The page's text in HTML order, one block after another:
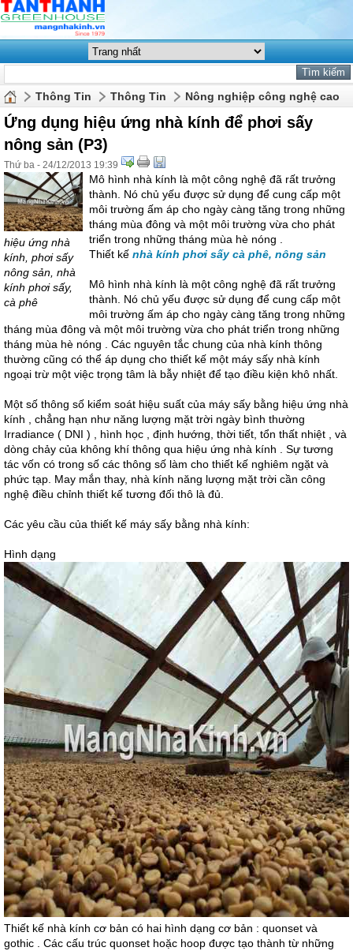
Thông Tin Thông Tin Nông nghiệp công nghệ cao
Ứng dụng hiệu ứng nhà kính để phơi sấy
nông sản (P3)
Thứ ba - 24/12/2013 19:39
hiệu ứng nhà
kính, phơi sấy
nông sản, nhà
kính phơi sấy,
cà phê
Mô hình nhà kính là một công nghệ đã rất trưởng
thành. Nó chủ yếu được sử dụng để cung cấp một
môi trường ấm áp cho ngày càng tăng trong những
tháng mùa đông và một môi trường vừa cho phát
triển trong những tháng mùa hè nóng .
Thiết kế nhà kính phơi sấy cà phê, nông sản
Mô hình nhà kính là một công nghệ đã rất trưởng
thành. Nó chủ yếu được sử dụng để cung cấp một
môi trường ấm áp cho ngày càng tăng trong những
tháng mùa đông và một môi trường vừa cho phát triển trong những
tháng mùa hè nóng . Các nguyên tắc chung của nhà kính thông
thường cũng có thể áp dụng cho thiết kế một máy sấy nhà kính
ngoại trừ một việc trọng tâm là bẫy nhiệt để tạo điều kiện khô nhất.
Một số thông số kiểm soát hiệu suất của máy sấy bằng hiệu ứng nhà
kính , chẳng hạn như năng lượng mặt trời ngày bình thường
Irradiance ( DNI ) , hình học , định hướng, thời tiết, tổn thất nhiệt , và
dòng chảy của không khí thông qua hiệu ứng nhà kính . Sự tương
tác vốn có trong số các thông số làm cho thiết kế nghiêm ngặt và
phức tạp. May mắn thay, nhà kính năng lượng mặt trời cần công
nghệ điều chỉnh thiết kế tương đối thô là đủ.
Các yêu cầu của thiết kế máy sấy bằng nhà kính:
Hình dạng
Thiết kế nhà kính cơ bản có hai hình dạng cơ bản : quonset và
gothic . Các cấu trúc quonset hoặc hoop được tạo thành từ những